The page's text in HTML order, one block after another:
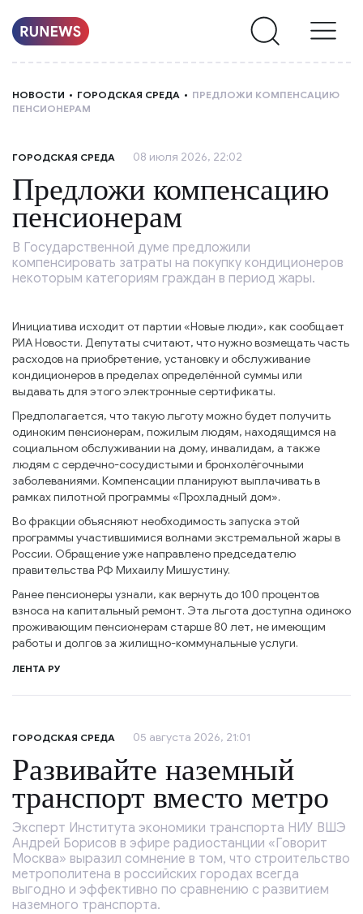
О
НАС
НОВОСТИ ГОРОДСКАЯ СРЕДА
ПРЕДЛОЖИ КОМПЕНСАЦИЮ
ПЕНСИОНЕРАМ
ГОРОДСКАЯ СРЕДА 08 июля 2026, 22:02
Предложи компенсацию
пенсионерам
В Государственной думе предложили
компенсировать затраты на покупку кондиционеров
некоторым категориям граждан в период жары.
Инициатива исходит от партии «Новые люди», как сообщает
РИА Новости. Депутаты считают, что нужно возмещать часть
расходов на приобретение, установку и обслуживание
кондиционеров в пределах определённой суммы или
выдавать для этого электронные сертификаты.
Предполагается, что такую льготу можно будет получить
одиноким пенсионерам, пожилым людям, находящимся на
социальном обслуживании на дому, инвалидам, а также
людям с сердечно-сосудистыми и бронхолёгочными
заболеваниями. Компенсации планируют выплачивать в
рамках пилотной программы «Прохладный дом».
Во фракции объясняют необходимость запуска этой
программы участившимися волнами экстремальной жары в
России. Обращение уже направлено председателю
правительства РФ Михаилу Мишустину.
Ранее пенсионеры узнали, как вернуть до 100 процентов
взноса на капитальный ремонт. Эта льгота доступна одиноко
проживающим пенсионерам старше 80 лет, не имеющим
работы и долгов за жилищно-коммунальные услуги.
ЛЕНТА РУ
ГОРОДСКАЯ СРЕДА 05 августа 2026, 21:01
Развивайте наземный
транспорт вместо метро
Эксперт Института экономики транспорта НИУ ВШЭ
Андрей Борисов в эфире радиостанции «Говорит
Москва» выразил сомнение в том, что строительство
метрополитена в российских городах всегда
выгодно и эффективно по сравнению с развитием
наземного транспорта.